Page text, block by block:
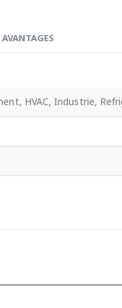
AVANTAGES
HVAC, Industrie,